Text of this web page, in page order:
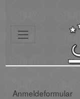
Anmeldeformular